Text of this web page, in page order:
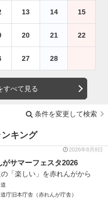
13 14 15
20 21 22
27 28
すべて見る
条件を変更して検索
キング
2026年8月8日
がサマーフェスタ2026
「楽しい」を赤れんがから
庁旧本庁舎（赤れんが庁舎）